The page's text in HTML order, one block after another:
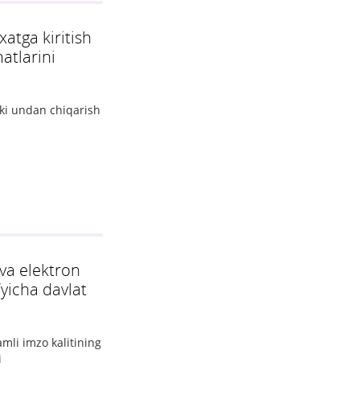
kiritish
undan chiqarish
elektron
davlat
imzo kalitining